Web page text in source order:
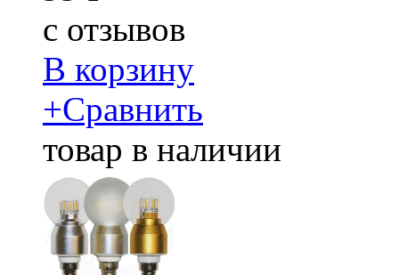
c отзывов
В корзину
+Сравнить
товар в наличии